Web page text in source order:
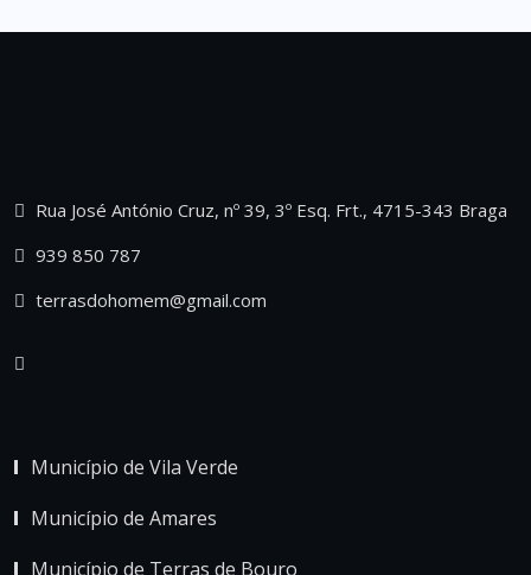
Rua José António Cruz, nº 39, 3º Esq. Frt., 4715-343 Braga
939 850 787
terrasdohomem@gmail.com
Município de Vila Verde
Município de Amares
Município de Terras de Bouro